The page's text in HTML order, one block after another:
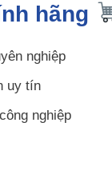
hãng
nghiệp
uy tín
nghiệp